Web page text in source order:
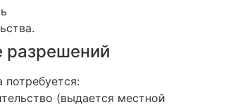
разрешений
потребуется:
(выдается местной